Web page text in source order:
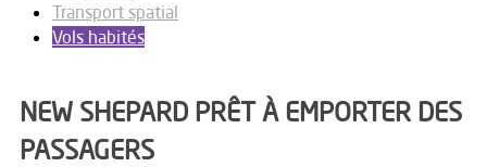
Transport spatial
Vols habités
NEW SHEPARD PRÊT À EMPORTER DES
PASSAGERS